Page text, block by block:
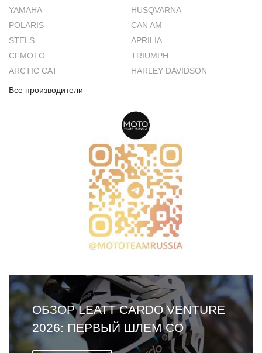
YAMAHA
HUSQVARNA
POLARIS
CAN AM
STELS
APRILIA
CFMOTO
TRIUMPH
ARCTIC CAT
HARLEY DAVIDSON
Все производители
ОБЗОР LEATT CARDO VENTURE
2026: ПЕРВЫЙ ШЛЕМ СО
ВСТРОЕННОЙ ГАРНИТУРОЙ